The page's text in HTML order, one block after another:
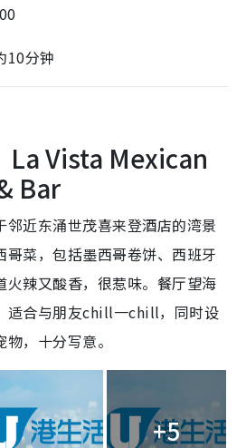
10分钟
La Vista Mexican
Bar
邻近东涌世茂喜来登酒店的湾景
哥菜，包括墨西哥卷饼、西班牙
火辣又酸香，很惹味。餐厅望海
适合与朋友chill一chill，同时设
，十分写意。
+5